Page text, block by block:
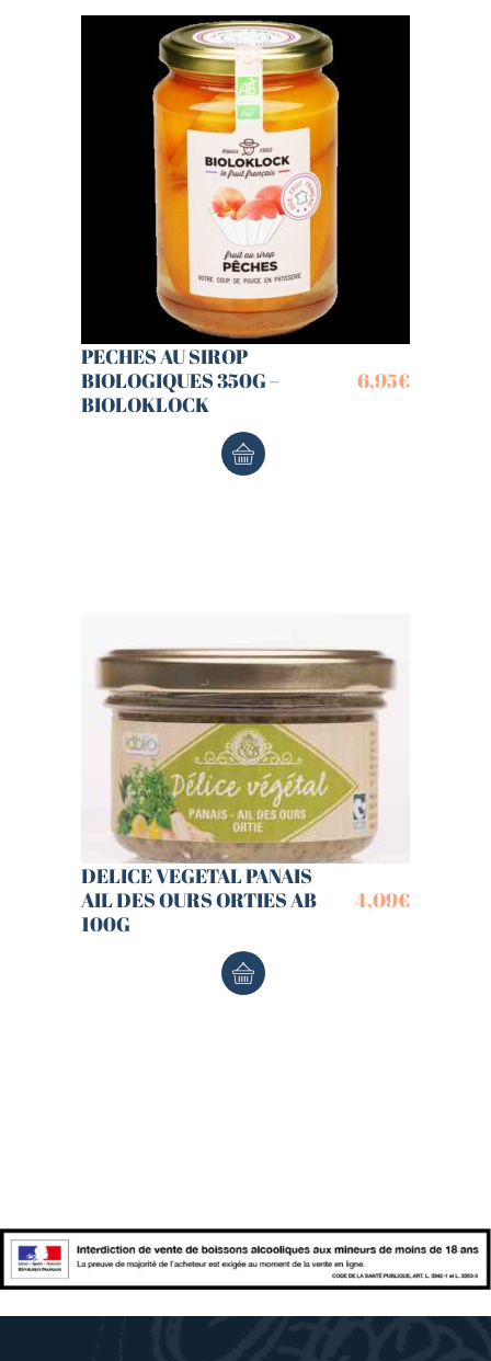
PECHES AU SIROP
BIOLOGIQUES 350G –
BIOLOKLOCK
6,95€
DELICE VEGETAL PANAIS
AIL DES OURS ORTIES AB
100G
4,09€